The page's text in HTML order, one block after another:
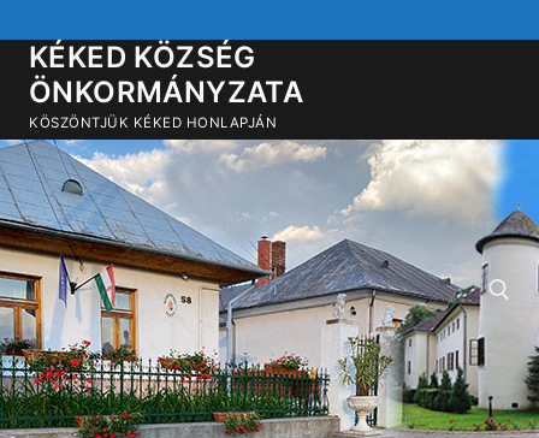
a
tartalomra
KÉKED KÖZSÉG
ÖNKORMÁNYZATA
KÖSZÖNTJÜK KÉKED HONLAPJÁN
Keresése: